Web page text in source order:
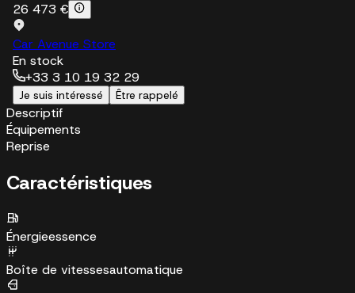
26 473 €
Car Avenue Store
En stock
+33 3 10 19 32 29
Je suis intéressé Être rappelé
Descriptif
Équipements
Reprise
Caractéristiques
Énergieessence
Boîte de vitessesautomatique